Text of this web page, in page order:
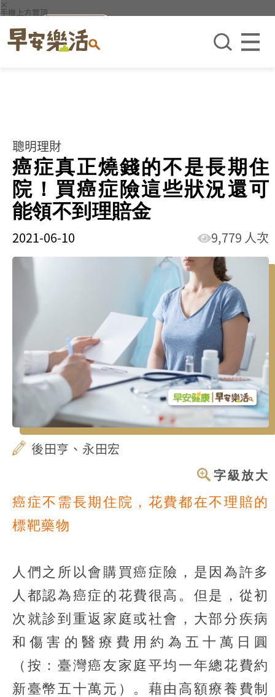
×
手機上方置頂
聰明理財
癌症真正燒錢的不是長期住
院！買癌症險這些狀況還可
能領不到理賠金
2021-06-10 9,779 人次
後田亨、永田宏
字級放大
癌症不需長期住院，花費都在不理賠的
標靶藥物
人們之所以會購買癌症險，是因為許多
人都認為癌症的花費很高。但是，從初
次就診到重返家庭或社會，大部分疾病
和傷害的醫療費用約為五十萬日圓
（按：臺灣癌友家庭平均一年總花費約
新臺幣五十萬元）。藉由高額療養費制